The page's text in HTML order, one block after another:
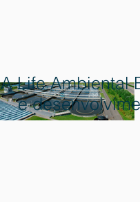
A Life Ambiental
e